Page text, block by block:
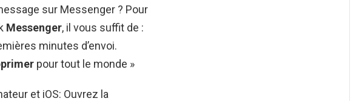
sur Messenger ? Pour
Messenger, il vous suffit de :
minutes d’envoi.
pour tout le monde »
et iOS: Ouvrez la